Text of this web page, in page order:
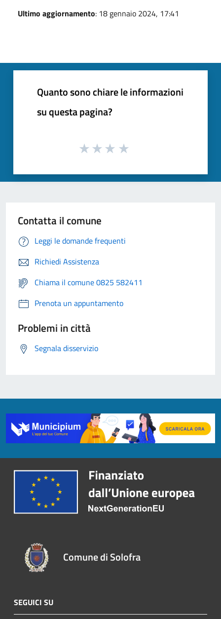
Ultimo aggiornamento: 18 gennaio 2024, 17:41
Quanto sono chiare le informazioni
su questa pagina?
Contatta il comune
Leggi le domande frequenti
Richiedi Assistenza
Chiama il comune 0825 582411
Prenota un appuntamento
Problemi in città
Segnala disservizio
Comune di Solofra
SEGUICI SU